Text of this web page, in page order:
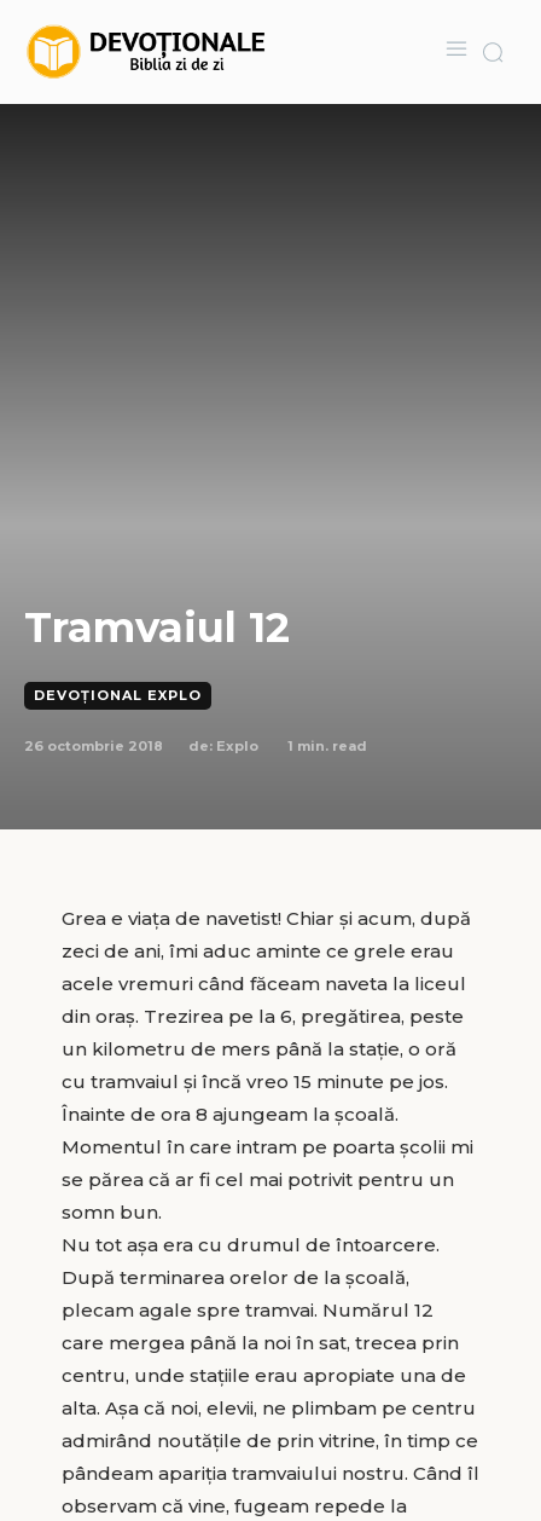
Tramvaiul 12
DEVOȚIONAL EXPLO
26 octombrie 2018 de: Explo 1 min. read
Grea e viața de navetist! Chiar și acum, după
zeci de ani, îmi aduc aminte ce grele erau
acele vremuri când făceam naveta la liceul
din oraș. Trezirea pe la 6, pregătirea, peste
un kilometru de mers până la stație, o oră
cu tramvaiul și încă vreo 15 minute pe jos.
Înainte de ora 8 ajungeam la școală.
Momentul în care intram pe poarta școlii mi
se părea că ar fi cel mai potrivit pentru un
somn bun.
Nu tot așa era cu drumul de întoarcere.
După terminarea orelor de la școală,
plecam agale spre tramvai. Numărul 12
care mergea până la noi în sat, trecea prin
centru, unde stațiile erau apropiate una de
alta. Așa că noi, elevii, ne plimbam pe centru
admirând noutățile de prin vitrine, în timp ce
pândeam apariția tramvaiului nostru. Când îl
observam că vine, fugeam repede la